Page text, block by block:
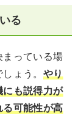
る
っている場
ょう。 やり
も説得力が
可能性が高